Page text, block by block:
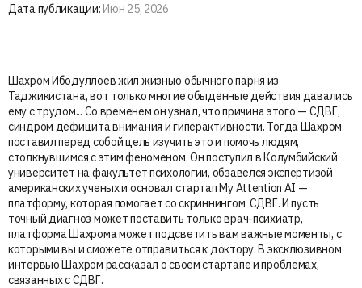
Дата публикации: Июн 25, 2026
Шахром Ибодуллоев жил жизнью обычного парня из
Таджикистана, вот только многие обыденные действия давались
ему с трудом... Со временем он узнал, что причина этого — СДВГ,
синдром дефицита внимания и гиперактивности. Тогда Шахром
поставил перед собой цель изучить это и помочь людям,
столкнувшимся с этим феноменом. Он поступил в Колумбийский
университет на факультет психологии, обзавелся экспертизой
американских ученых и основал стартап My Attention AI —
платформу, которая помогает со скриннингом СДВГ. И пусть
точный диагноз может поставить только врач-психиатр,
платформа Шахрома может подсветить вам важные моменты, с
которыми вы и сможете отправиться к доктору. В эксклюзивном
интервью Шахром рассказал о своем стартапе и проблемах,
связанных с СДВГ.